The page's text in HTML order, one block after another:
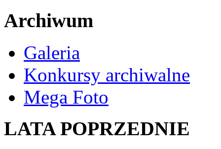
Archiwum
Galeria
Konkursy archiwalne
Mega Foto
LATA POPRZEDNIE